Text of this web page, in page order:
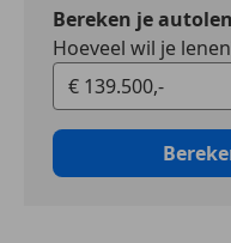
Bereken je
Hoeveel wil je